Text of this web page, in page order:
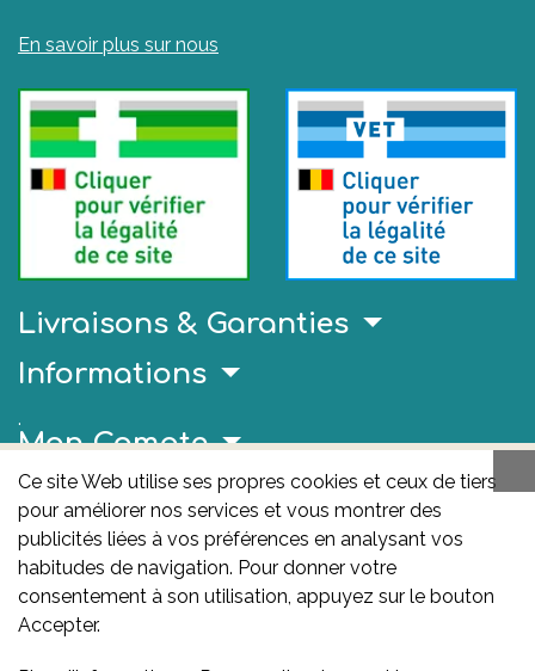
En savoir plus sur nous
Livraisons & Garanties
Ce site Web utilise ses propres cookies et ceux de tiers
pour améliorer nos services et vous montrer des
publicités liées à vos préférences en analysant vos
habitudes de navigation. Pour donner votre
consentement à son utilisation, appuyez sur le bouton
Accepter.
Informations
.
Mon Compte
Liens Utiles
AFMPS
L'AFMPS est l’autorité compétente en matière de
médicaments et de produits de santé en Belgique. Ce